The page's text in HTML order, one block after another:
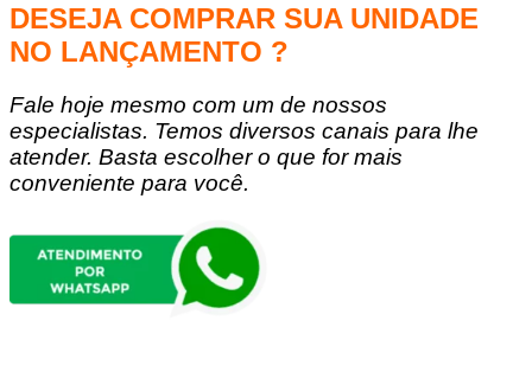
DESEJA COMPRAR SUA UNIDADE
NO LANÇAMENTO ?
Fale hoje mesmo com um de nossos
especialistas. Temos diversos canais para lhe
atender. Basta escolher o que for mais
conveniente para você.